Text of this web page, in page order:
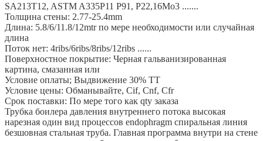
SA213T12, ASTM A335P11 P91, P22,16Mo3 .......
Толщина стены: 2.77-25.4mm
Длина: 5.8/6/11.8/12mtr по мере необходимости или случайная
длина
Поток нет: 4ribs/6ribs/8ribs/12ribs ......
Поверхностное покрытие: Черная гальванизированная
картина, смазанная или
Условие оплаты; Выдвижение 30% TT
Условие цены: Обманывайте, Cif, Cnf, Cfr
Срок поставки: По мере того как qty заказа
Трубка боилера давления внутреннего потока высокая
нарезная один вид процессов endophragm спиральная линия
безшовная стальная труба. Главная программа внутри на стене